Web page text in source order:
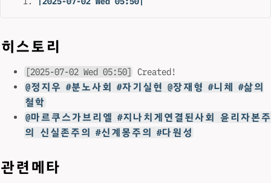
히스토리
[2025-07-02 Wed 05:50]
Created!
@정지우 #분노사회 #자기실현 @장재형 #니체 #삶의
철학
@마르쿠스가브리엘 #지나치게연결된사회 윤리자본주
의 신실존주의 #신계몽주의 #다원성
관련메타